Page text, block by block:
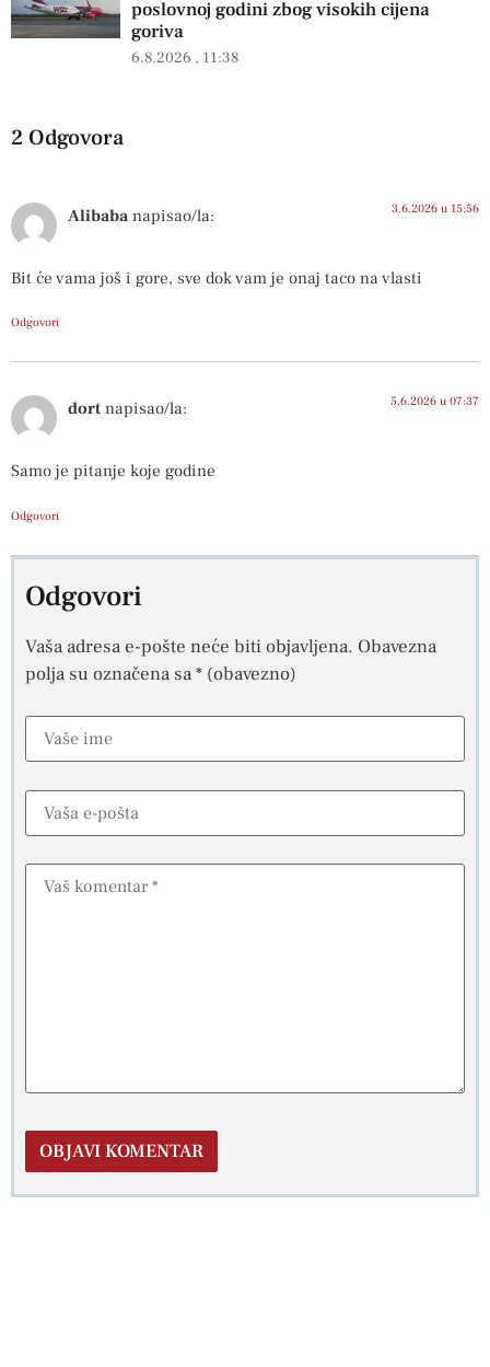
poslovnoj godini zbog visokih cijena
goriva
6.8.2026 11:38
2 Odgovora
Alibaba napisao/la: 3.6.2026 u 15:56
Bit će vama još i gore, sve dok vam je onaj taco na vlasti
Odgovori
dort napisao/la: 5.6.2026 u 07:37
Samo je pitanje koje godine
Odgovori
Odgovori
Vaša adresa e-pošte neće biti objavljena. Obavezna
polja su označena sa* (obavezno)